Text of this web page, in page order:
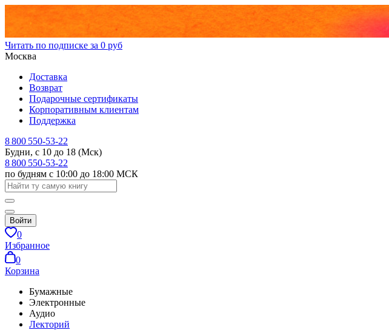
Читать по подписке за 0 руб
Москва
Доставка
Возврат
Подарочные сертификаты
Корпоративным клиентам
Поддержка
8 800 550-53-22
Будни, с 10 до 18 (Мск)
8 800 550-53-22
по будням с 10:00 до 18:00 МСК
Войти
0
Избранное
0
Корзина
Бумажные
Электронные
Аудио
Лекторий